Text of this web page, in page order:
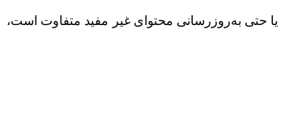
اصلی یا حتی به‌روزرسانی محتوای غیر مفید متفاوت است،